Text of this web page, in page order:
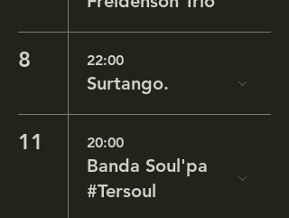
8 22:00
Surtango.
11 20:00
Banda Soul'pa
#Tersoul